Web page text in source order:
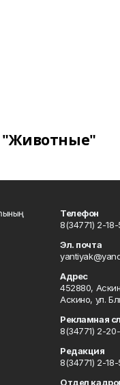
"Животные"
Телефон
8(34771) 2-
Эл. почта
Адрес
452880,
Аскино, ул.
Рекламная
8(34771) 2-
Редакция
8(34771) 2-
Отдел